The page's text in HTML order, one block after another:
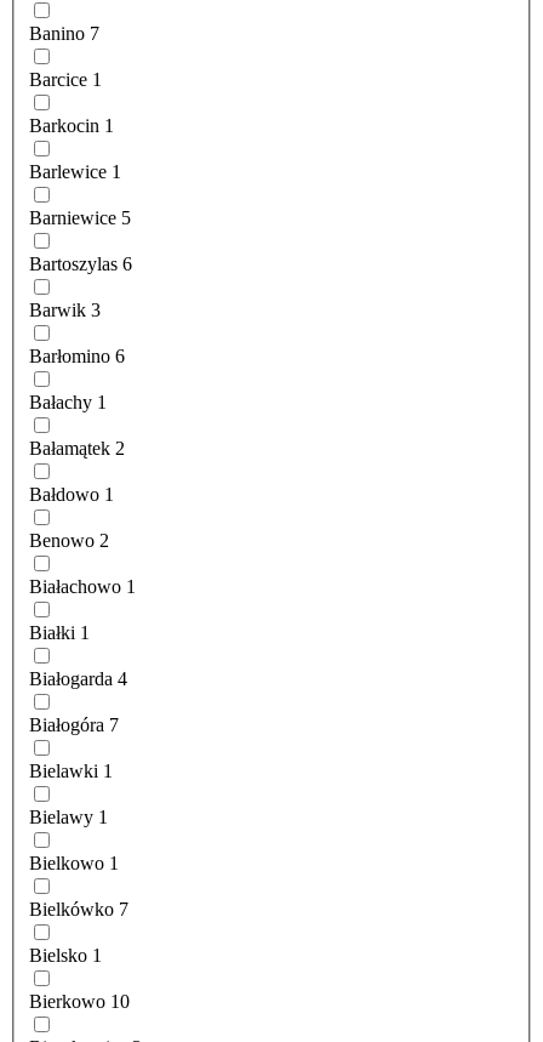
Banino 7
Barcice 1
Barkocin 1
Barlewice 1
Barniewice 5
Bartoszylas 6
Barwik 3
Barłomino 6
Bałachy 1
Bałamątek 2
Bałdowo 1
Benowo 2
Białachowo 1
Białki 1
Białogarda 4
Białogóra 7
Bielawki 1
Bielawy 1
Bielkowo 1
Bielkówko 7
Bielsko 1
Bierkowo 10